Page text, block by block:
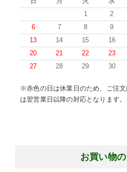
1
2
6
7 8 9
13
14 15 16
20
21 22 23
27
28 29 30
※赤色の日は休業日のため、ご注
は翌営業日以降の対応となります。
お買い物